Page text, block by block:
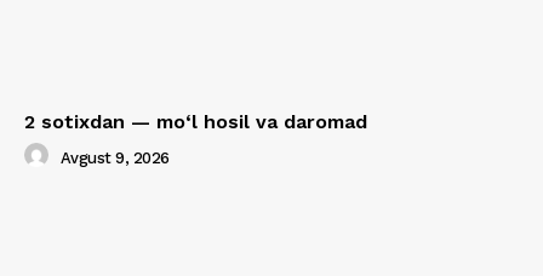
2 sotixdan — mo‘l hosil va daromad
Avgust 9, 2026